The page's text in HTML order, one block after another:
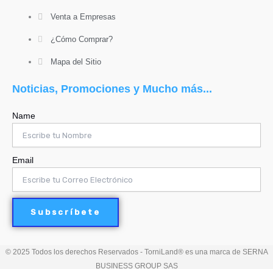
Venta a Empresas
¿Cómo Comprar?
Mapa del Sitio
Noticias, Promociones y Mucho más...
Name
Email
Subscríbete
© 2025 Todos los derechos Reservados - TorniLand® es una marca de SERNA
BUSINESS GROUP SAS